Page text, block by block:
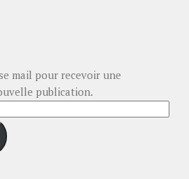
mail pour recevoir une
publication.